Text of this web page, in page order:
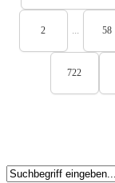
2 ... 58
722